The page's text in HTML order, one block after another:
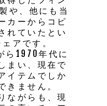
や、他にも当
カーからコピ
れていたとい
アです。
ら1970年代に
まい、現在で
イテムでしか
きません。
ながらも、現